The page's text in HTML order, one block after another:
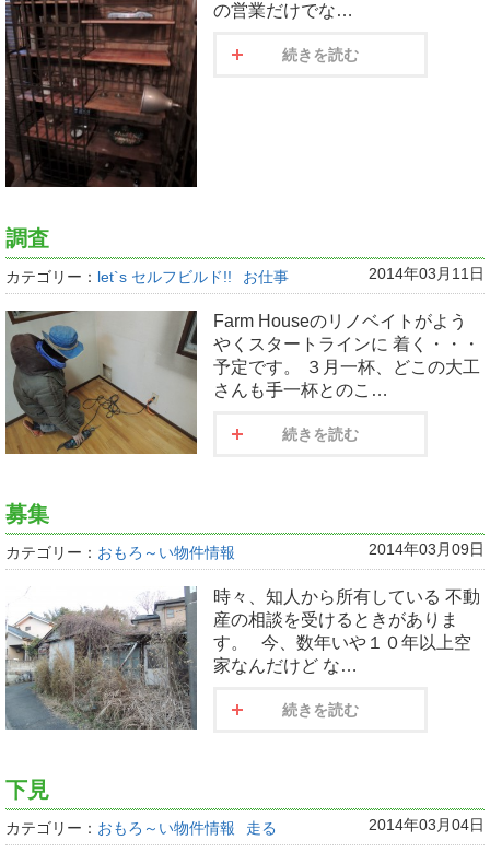
の営業だけでな…
続きを読む
調査
カテゴリー： let`s セルフビルド!! お仕事 2014年03月11日
Farm Houseのリノベイトがよう
やくスタートラインに 着く・・・
予定です。 ３月一杯、どこの大工
さんも手一杯とのこ…
続きを読む
募集
カテゴリー： おもろ～い物件情報 2014年03月09日
時々、知人から所有している 不動
産の相談を受けるときがありま
す。 今、数年いや１０年以上空
家なんだけど な…
続きを読む
下見
カテゴリー： おもろ～い物件情報 走る 2014年03月04日